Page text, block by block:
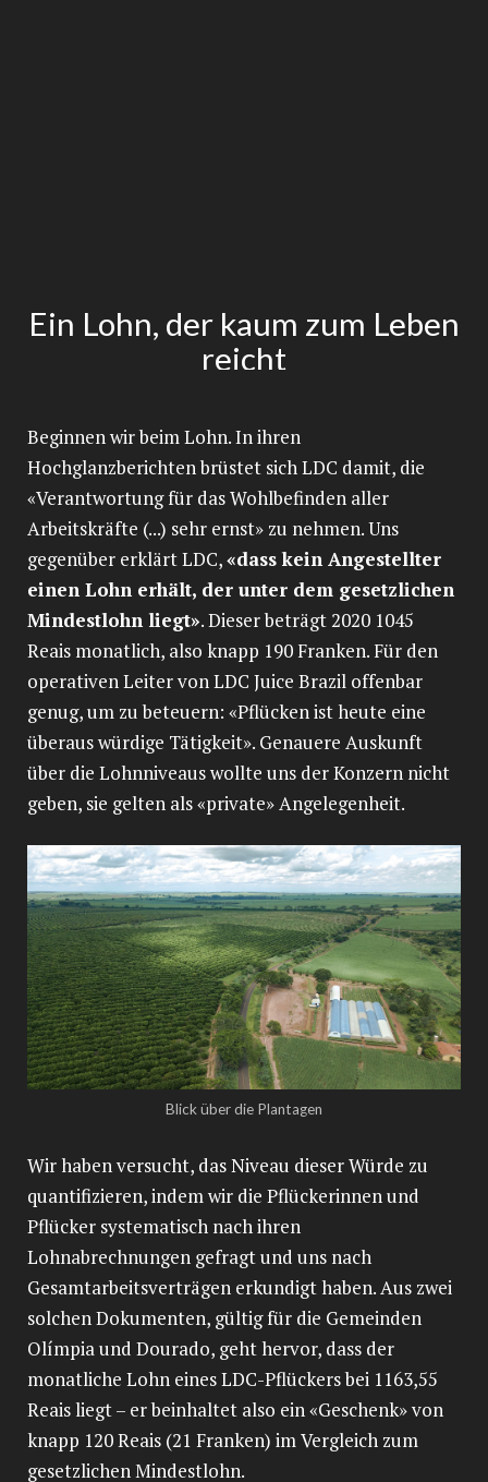
Ein Lohn, der kaum zum Leben
reicht
Beginnen wir beim Lohn. In ihren
Hochglanzberichten brüstet sich LDC damit, die
«Verantwortung für das Wohlbefinden aller
Arbeitskräfte (...) sehr ernst» zu nehmen. Uns
gegenüber erklärt LDC,«dass kein Angestellter
einen Lohn erhält, der unter dem gesetzlichen
Mindestlohn liegt». Dieser beträgt 2020 1045
Reais monatlich, also knapp 190 Franken. Für den
operativen Leiter von LDC Juice Brazil offenbar
genug, um zu beteuern: «Pflücken ist heute eine
überaus würdige Tätigkeit». Genauere Auskunft
über die Lohnniveaus wollte uns der Konzern nicht
geben, sie gelten als «private» Angelegenheit.
Blick über die Plantagen
Wir haben versucht, das Niveau dieser Würde zu
quantifizieren, indem wir die Pflückerinnen und
Pflücker systematisch nach ihren
Lohnabrechnungen gefragt und uns nach
Gesamtarbeitsverträgen erkundigt haben. Aus zwei
solchen Dokumenten, gültig für die Gemeinden
Olímpia und Dourado, geht hervor, dass der
monatliche Lohn eines LDC-Pflückers bei 1163,55
Reais liegt – er beinhaltet also ein «Geschenk» von
knapp 120 Reais (21 Franken) im Vergleich zum
gesetzlichen Mindestlohn.